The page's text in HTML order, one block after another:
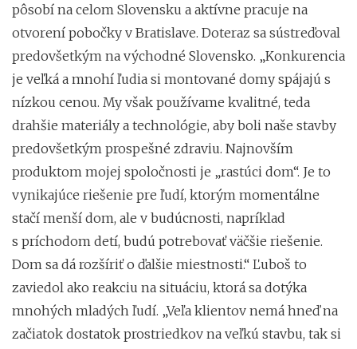
pôsobí na celom Slovensku a aktívne pracuje na
otvorení pobočky v Bratislave. Doteraz sa sústreďoval
predovšetkým na východné Slovensko. „Konkurencia
je veľká a mnohí ľudia si montované domy spájajú s
nízkou cenou. My však používame kvalitné, teda
drahšie materiály a technológie, aby boli naše stavby
predovšetkým prospešné zdraviu. Najnovším
produktom mojej spoločnosti je „rastúci dom“. Je to
vynikajúce riešenie pre ľudí, ktorým momentálne
stačí menší dom, ale v budúcnosti, napríklad
s príchodom detí, budú potrebovať väčšie riešenie.
Dom sa dá rozšíriť o ďalšie miestnosti.“ Ľuboš to
zaviedol ako reakciu na situáciu, ktorá sa dotýka
mnohých mladých ľudí. „Veľa klientov nemá hneď na
začiatok dostatok prostriedkov na veľkú stavbu, tak si